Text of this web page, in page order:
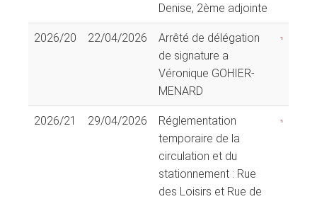
Denise, 2ème adjointe
2026/20 22/04/2026
Arrêté de délégation
de signature a
Véronique GOHIER-
MENARD
2026/21 29/04/2026
Réglementation
temporaire de la
circulation et du
stationnement : Rue
des Loisirs et Rue de